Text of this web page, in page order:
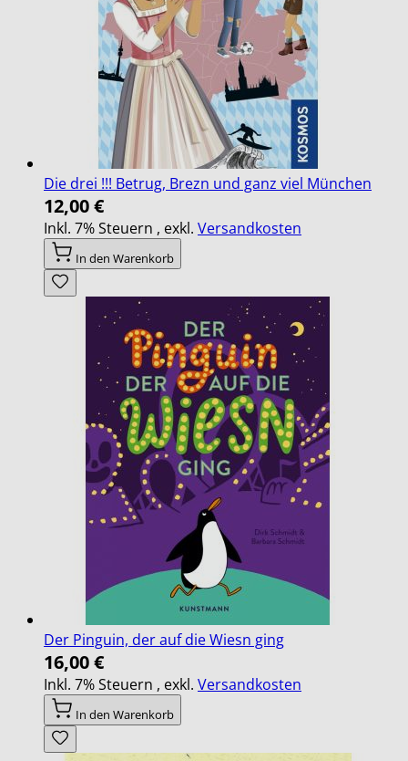
Die drei !!! Betrug, Brezn und ganz viel München
12,00 €
Inkl. 7% Steuern , exkl. Versandkosten
In den Warenkorb
Der Pinguin, der auf die Wiesn ging
16,00 €
Inkl. 7% Steuern , exkl. Versandkosten
In den Warenkorb